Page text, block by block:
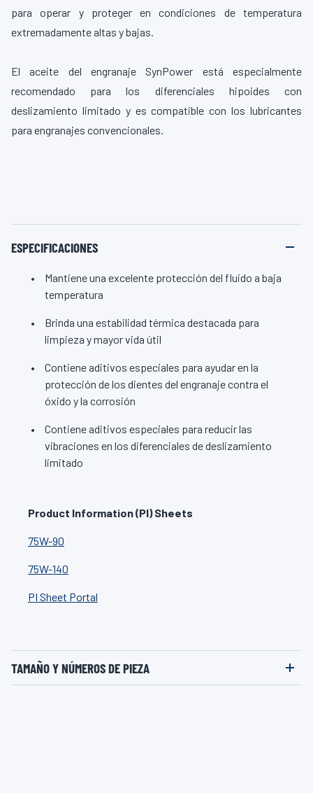
para operar y proteger en condiciones de temperatura
extremadamente altas y bajas.
El aceite del engranaje SynPower está especialmente
recomendado para los diferenciales hipoides con
deslizamiento limitado y es compatible con los lubricantes
para engranajes convencionales.
ESPECIFICACIONES
Mantiene una excelente protección del fluido a baja
temperatura
Brinda una estabilidad térmica destacada para
limpieza y mayor vida útil
Contiene aditivos especiales para ayudar en la
protección de los dientes del engranaje contra el
óxido y la corrosión
Contiene aditivos especiales para reducir las
vibraciones en los diferenciales de deslizamiento
limitado
Product Information (PI) Sheets
75W-90
75W-140
PI Sheet Portal
TAMAÑO Y NÚMEROS DE PIEZA